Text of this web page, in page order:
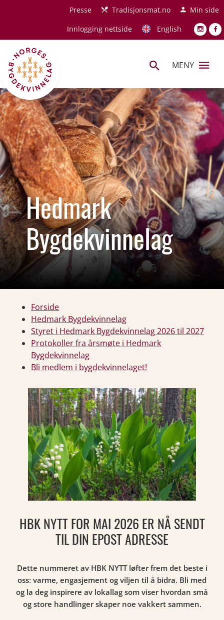
Hopp til hovedinnholdPresse Tradisjonsmat.no
Min side
Innlogging nettside
English
MENY
Hedmark
Bygdekvinnelag
Forside
Hedmark Bygdekvinnelag
Styret i Hedmark Bygdekvinnelag 2026 til 2027
Protokoller fra årsmøte i Hedmark
Bygdekvinnelag
Bli medlem i bygdekvinnelaget!
HBK NYTT FOR MAI 2026 ER NÅ SENDT
TIL DIN EPOST ADRESSE
Dette nummeret av HBK NYTT løfter frem det beste i
oss: varme, engasjement og viljen til å bidra. Bli med
og la deg inspirere av lokallag som viser hvordan små
og store handlinger skaper noe vakkert sammen.